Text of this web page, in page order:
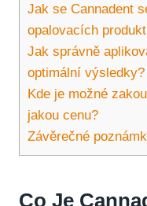
Jak se Cannadent
opalovacích
Jak správně
optimální výsledky?
Kde je možné
jakou cenu?
Závěrečné
Co Je